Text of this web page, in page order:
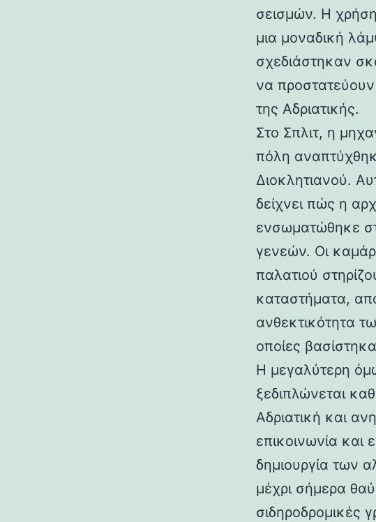
σεισμών. Η χρήση
μια μοναδική
σχεδιάστηκαν
να
της Αδριατικής.
Στο Σπλιτ, η
πόλη
Διοκλητιανού.
δείχνει πώς η
ενσωματώθηκε
γενεών. Οι
παλατιού
καταστήματα,
ανθεκτικότητα
οποίες
Η μεγαλύτερη
ξεδιπλώνεται
Αδριατική και
επικοινωνία και
δημιουργία των
μέχρι σήμερα
σιδηροδρομικές